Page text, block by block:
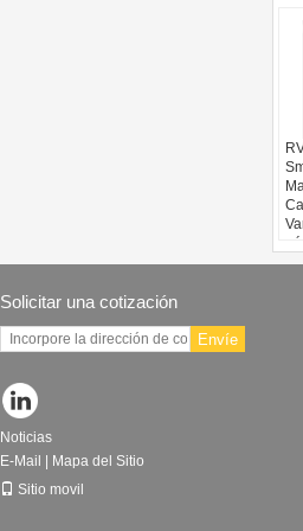
Solicitar una cotización
Envíe
Noticias
E-Mail
Mapa del Sitio
Sitio movil